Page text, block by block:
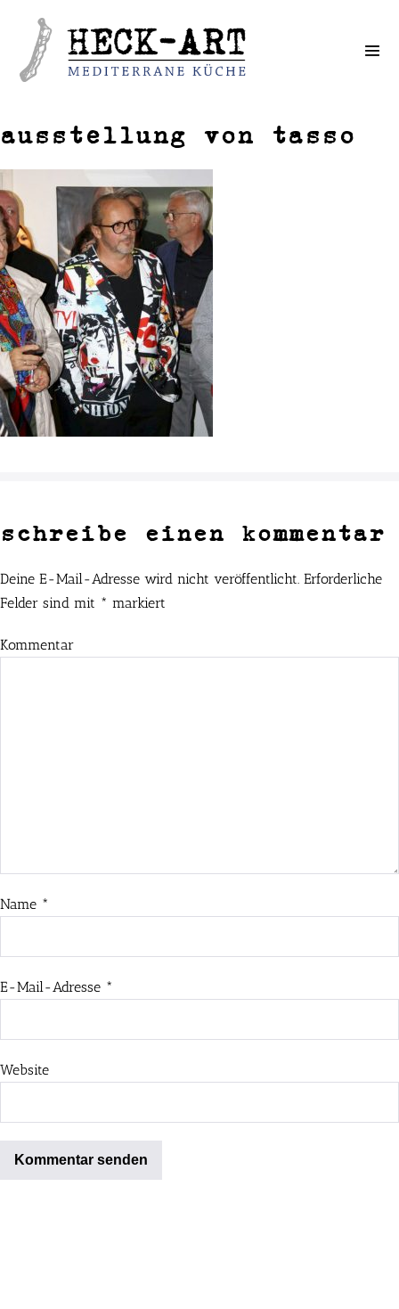
Weiter
Inhalt
ausstellung von tasso
schreibe einen kommentar
Deine E-Mail-Adresse wird nicht veröffentlicht. Erforderliche
Felder sind mit * markiert
Kommentar
Name *
E-Mail-Adresse *
Website